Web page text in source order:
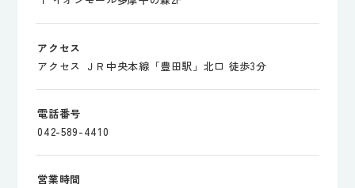
アクセス
アクセス ＪＲ中央本線「豊田駅」北口 徒歩3分
電話番号
042-589-4410
営業時間